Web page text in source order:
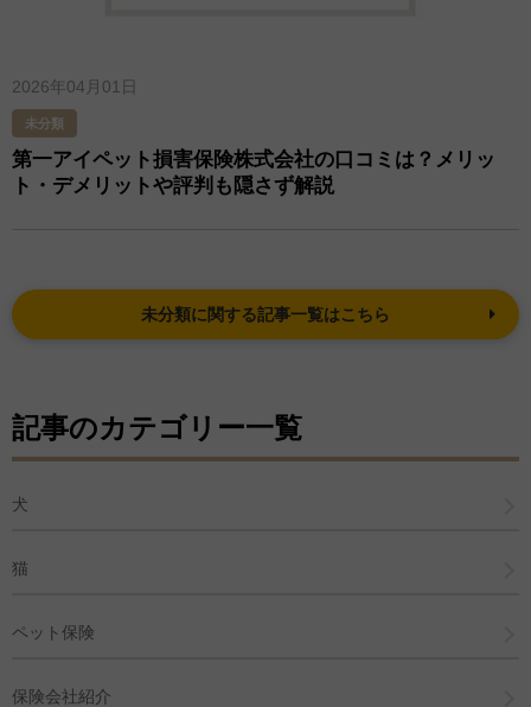
2026年04月01日
未分類
第一アイペット損害保険株式会社の口コミは？メリッ
ト・デメリットや評判も隠さず解説
未分類に関する記事一覧はこちら
記事のカテゴリー一覧
犬
猫
ペット保険
保険会社紹介